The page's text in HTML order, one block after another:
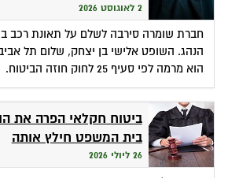
2 לאוגוסט 2026
חברת שומרה סירבה לשלם על תאונת רכב
הנהג. השופט אלישי בן יצחק, שלום תל
הוא מרמה לפי סעיף 25 לחוק חוזה הביטוח.
ביטוח חקלאי הפרה את
בית המשפט חילץ אותה
26 ליולי 2026